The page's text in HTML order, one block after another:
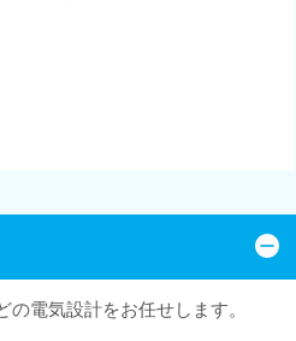
の電気設計をお任せします。